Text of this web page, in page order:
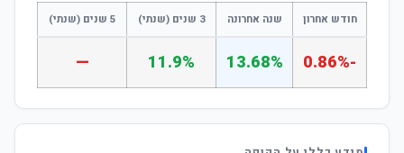
חודש אחרון שנה אחרונה 3 שנים (שנתי) 5 שנים (שנתי)
-0.86%
13.68%
11.9%
—